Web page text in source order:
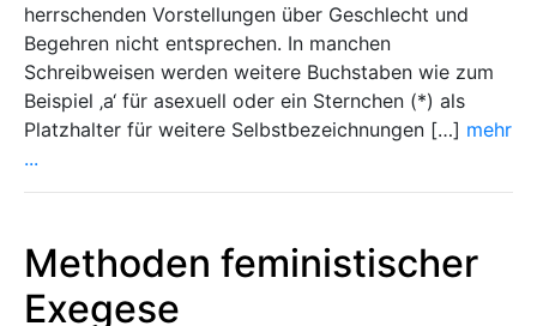
herrschenden Vorstellungen über Geschlecht und
Begehren nicht entsprechen. In manchen
Schreibweisen werden weitere Buchstaben wie zum
Beispiel ‚a‘ für asexuell oder ein Sternchen (*) als
Platzhalter für weitere Selbstbezeichnungen […] mehr
...
Methoden feministischer
Exegese